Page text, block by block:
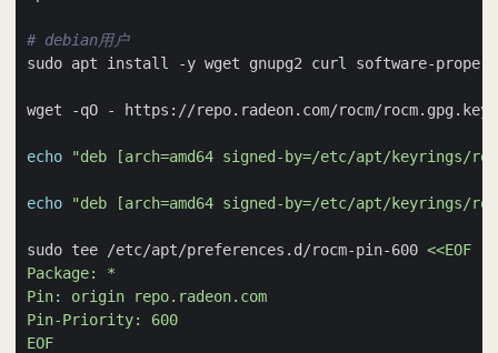
# debian用户
sudo apt install -y wget gnupg2 curl software-
wget -qO - https://repo.radeon.com/rocm/rocm.gpg.key
echo "deb [arch=amd64 signed-by=/etc/apt/keyrings/
echo "deb [arch=amd64 signed-by=/etc/apt/keyrings/
sudo tee /etc/apt/preferences.d/rocm-pin-600
EOF